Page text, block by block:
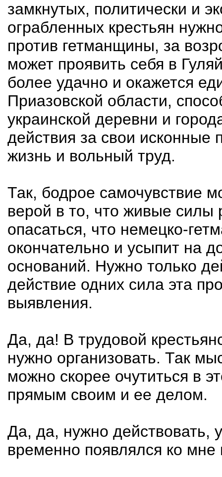
замкнутых, политически и
ограбленных крестьян
против гетманщины, за
может проявить себя в
более удачно и окажется
Приазовской области,
украинской деревни и
действия за свои
жизнь и вольный труд.
Так, бодрое самочувствие
верой в то, что живые силы
опасаться, что немецко-
окончательно и усыпит на
оснований. Нужно только
действие одних сила эта
выявления.
Да, да! В трудовой
нужно организовать. Так
можно скорее очутиться в
прямым своим и ее делом.
Да, да, нужно действовать,
временно появлялся ко мне